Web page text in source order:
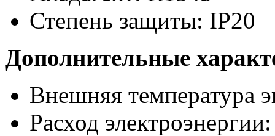
Степень защиты: IP20
Дополнительные
Внешняя температура
Расход